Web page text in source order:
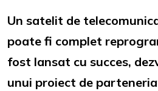
Un satelit de
poate fi complet
fost lansat cu succes,
unui proiect de